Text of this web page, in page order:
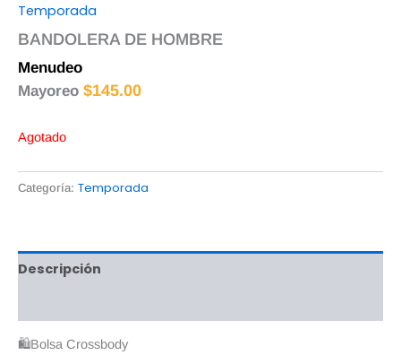
Temporada
BANDOLERA DE HOMBRE
Menudeo
Mayoreo $145.00
Agotado
Categoría: Temporada
Descripción
🛍Bolsa Crossbody